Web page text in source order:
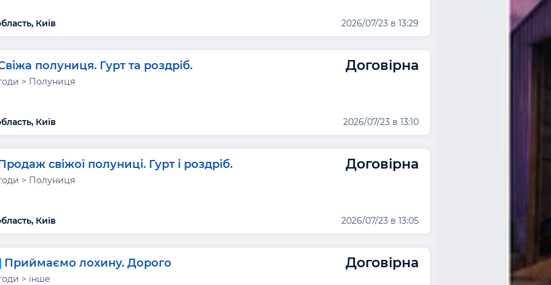
Київ
2026/07/23 в 13:29
полуниця. Гурт та роздріб. Договірна
> Полуниця
Київ
2026/07/23 в 13:10
свіжої полуниці. Гурт і роздріб. Договірна
> Полуниця
Київ
2026/07/23 в 13:05
Приймаємо лохину. Дорого Договірна
> інше